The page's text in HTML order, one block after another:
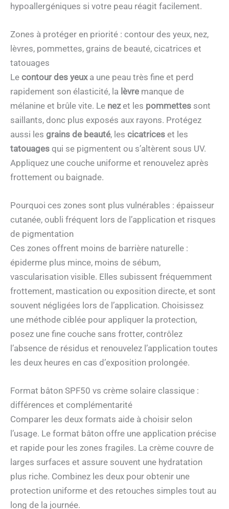
hypoallergéniques si votre peau réagit facilement.
Zones à protéger en priorité : contour des yeux, nez,
lèvres, pommettes, grains de beauté, cicatrices et
tatouages
Le contour des yeuxa une peau très fine et perd
rapidement son élasticité, la lèvre manque de
mélanine et brûle vite. Le nezet les pommettes sont
saillants, donc plus exposés aux rayons. Protégez
aussi les grains de beauté, les cicatrices et les
tatouages qui se pigmentent ou s’altèrent sous UV.
Appliquez une couche uniforme et renouvelez après
frottement ou baignade.
Pourquoi ces zones sont plus vulnérables : épaisseur
cutanée, oubli fréquent lors de l’application et risques
de pigmentation
Ces zones offrent moins de barrière naturelle :
épiderme plus mince, moins de sébum,
vascularisation visible. Elles subissent fréquemment
frottement, mastication ou exposition directe, et sont
souvent négligées lors de l’application. Choisissez
une méthode ciblée pour appliquer la protection,
posez une fine couche sans frotter, contrôlez
l’absence de résidus et renouvelez l’application toutes
les deux heures en cas d’exposition prolongée.
Format bâton SPF50 vs crème solaire classique :
différences et complémentarité
Comparer les deux formats aide à choisir selon
l’usage. Le format bâton offre une application précise
et rapide pour les zones fragiles. La crème couvre de
larges surfaces et assure souvent une hydratation
plus riche. Combinez les deux pour obtenir une
protection uniforme et des retouches simples tout au
long de la journée.